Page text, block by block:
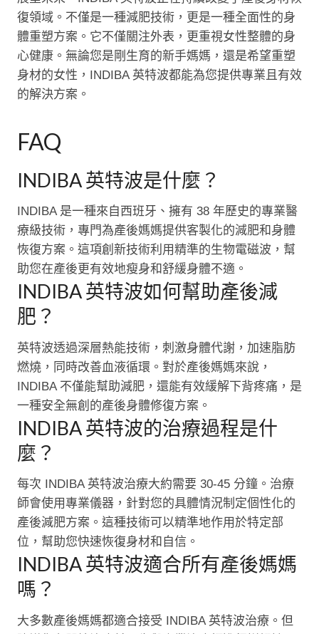
復領域。不僅是一種減肥技術，更是一種全面性的身
體重塑方案。它不僅關注外表，更重視女性整體的身
心健康。無論您是剛生育的新手媽媽，還是希望重塑
身材的女性，INDIBA 英特波都能為您提供專業且有效
的解決方案。
FAQ
INDIBA 英特波是什麼？
INDIBA 是一種來自西班牙、擁有 38 年歷史的專業醫
療級技術，專門為產後媽媽提供客製化的減肥和身體
恢復方案。這項創新技術利用精準的生物電磁波，幫
助您在產後更有效地瘦身和舒緩身體不適。
INDIBA 英特波如何幫助產後減
肥？
英特波透過深層熱能技術，刺激身體代謝，加速脂肪
燃燒，同時改善血液循環。對於產後媽媽來說，
INDIBA 不僅能幫助減肥，還能有效緩解下背疼痛，是
一種安全無創的產後身體修復方案。
INDIBA 英特波的治療過程是什
麼？
每次 INDIBA 英特波治療大約需要 30-45 分鐘。治療
師會使用專業儀器，針對您的具體情況制定個性化的
產後減肥方案。這種技術可以精準地作用於特定部
位，幫助您快速恢復身材和自信。
INDIBA 英特波適合所有產後媽媽
嗎？
大多數產後媽媽都適合接受 INDIBA 英特波治療。但